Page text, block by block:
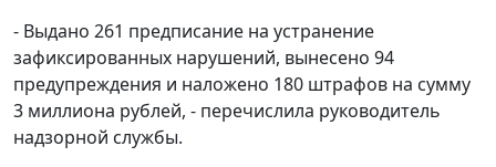
- Выдано 261 предписание на устранение
зафиксированных нарушений, вынесено 94
предупреждения и наложено 180 штрафов на сумму
3 миллиона рублей, - перечислила руководитель
надзорной службы.